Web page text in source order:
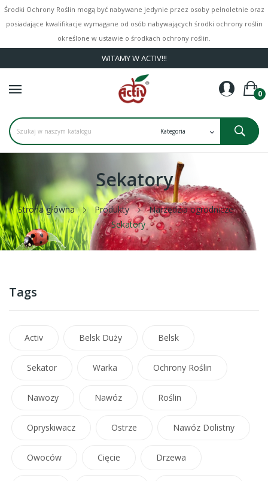
Środki Ochrony Roślin mogą być nabywane jedynie przez osoby pełnoletnie oraz
posiadające kwalifikacje wymagane od osób nabywających środki ochrony roślin
określone w ustawie o środkach ochrony roślin.
WITAMY W ACTIV!!!
0
Sekatory
Strona główna Produkty
Narzędzia ogrodnicze
Sekatory
Tags
Activ Belsk Duży Belsk
Sekator Warka Ochrony Roślin
Nawozy Nawóz Roślin
Opryskiwacz Ostrze Nawóz Dolistny
Owoców Cięcie Drzewa